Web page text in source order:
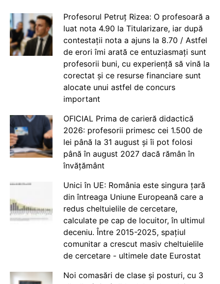
Profesorul Petruț Rizea: O profesoară a
luat nota 4.90 la Titularizare, iar după
contestații nota a ajuns la 8.70 / Astfel
de erori îmi arată ce entuziasmați sunt
profesorii buni, cu experiență să vină la
corectat și ce resurse financiare sunt
alocate unui astfel de concurs
important
OFICIAL Prima de carieră didactică
2026: profesorii primesc cei 1.500 de
lei până la 31 august și îi pot folosi
până în august 2027 dacă rămân în
învățământ
Unici în UE: România este singura țară
din întreaga Uniune Europeană care a
redus cheltuielile de cercetare,
calculate pe cap de locuitor, în ultimul
deceniu. Între 2015-2025, spațiul
comunitar a crescut masiv cheltuielile
de cercetare - ultimele date Eurostat
Noi comasări de clase și posturi, cu 3